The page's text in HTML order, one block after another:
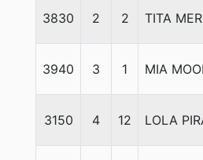
3830 2 2 TITA
3940 3 1 MIA
3150 4 12 LOLA